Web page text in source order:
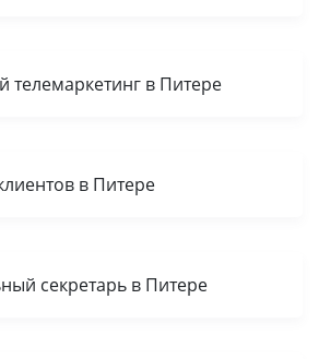
телемаркетинг в Питере
в Питере
секретарь в Питере